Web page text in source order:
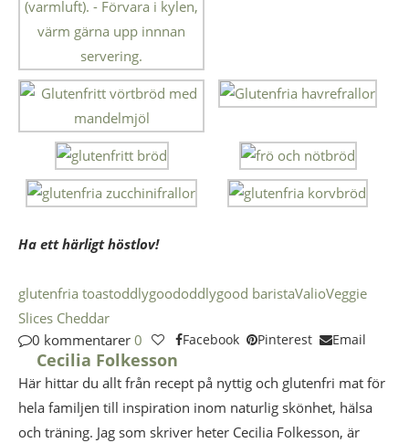
Ha ett härligt höstlov!
glutenfria toastoddlygoododdlygood baristaValioVeggie
Slices Cheddar
0 kommentarer 0 Facebook Pinterest Email
Cecilia Folkesson
Här hittar du allt från recept på nyttig och glutenfri mat för
hela familjen till inspiration inom naturlig skönhet, hälsa
och träning. Jag som skriver heter Cecilia Folkesson, är